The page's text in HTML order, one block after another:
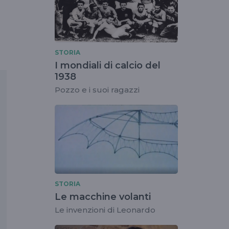
STORIA
I mondiali di calcio del
1938
Pozzo e i suoi ragazzi
STORIA
Le macchine volanti
Le invenzioni di Leonardo